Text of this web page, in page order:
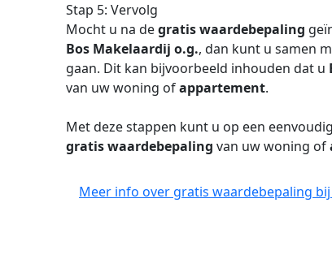
Stap 5: Vervolg
Mocht u na degratis waardebepaling
Bos Makelaardij o.g., dan kunt u samen
gaan. Dit kan bijvoorbeeld inhouden dat u
van uw woning ofappartement.
Met deze stappen kunt u op een
gratis waardebepaling van uw woning of
Meer info over gratis waardebepaling